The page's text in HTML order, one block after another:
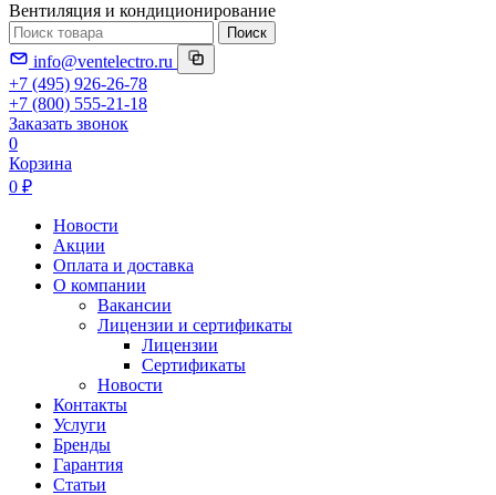
Вентиляция и кондиционирование
Поиск
info@ventelectro.ru
+7 (495) 926-26-78
+7 (800) 555-21-18
Заказать звонок
0
Корзина
0 ₽
Новости
Акции
Оплата и доставка
О компании
Вакансии
Лицензии и сертификаты
Лицензии
Сертификаты
Новости
Контакты
Услуги
Бренды
Гарантия
Статьи